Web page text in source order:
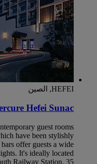
HEFEI, الصين
Hefei Sunac
guest rooms
have been stylishly
offer guests a wide
It's ideally located
Railway Station, 35